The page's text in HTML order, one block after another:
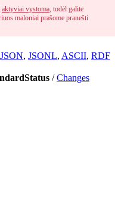
aktyviai vystoma, todėl galite
maloniai prašome pranešti
JSON, JSONL, ASCII, RDF
/Changes